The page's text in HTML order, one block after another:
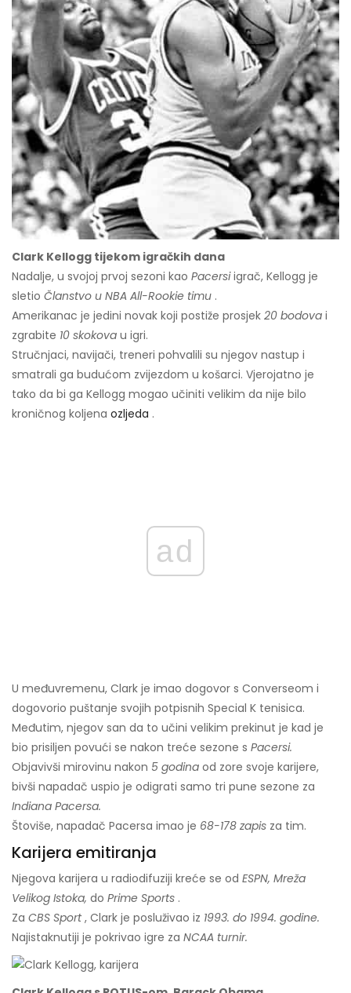
Clark Kellogg tijekom igračkih dana
Nadalje, u svojoj prvoj sezoni kao Pacersiigrač, Kellogg je
sletio Članstvo u NBA All-Rookie timu .
Amerikanac je jedini novak koji postiže prosjek 20 bodova i
zgrabite 10 skokova u igri.
Stručnjaci, navijači, treneri pohvalili su njegov nastup i
smatrali ga budućom zvijezdom u košarci. Vjerojatno je
tako da bi ga Kellogg mogao učiniti velikim da nije bilo
kroničnog koljena ozljeda .
ad
U međuvremenu, Clark je imao dogovor s Converseom i
dogovorio puštanje svojih potpisnih Special K tenisica.
Međutim, njegov san da to učini velikim prekinut je kad je
bio prisiljen povući se nakon treće sezone s Pacersi.
Objavivši mirovinu nakon 5 godina od zore svoje karijere,
bivši napadač uspio je odigrati samo tri pune sezone za
Indiana Pacersa.
Štoviše, napadač Pacersa imao je 68-178 zapis za tim.
Karijera emitiranja
Njegova karijera u radiodifuziji kreće se od ESPN, Mreža
Velikog Istoka, do Prime Sports .
Za CBS Sport, Clark je posluživao iz 1993. do 1994. godine.
Najistaknutiji je pokrivao igre za NCAA turnir.